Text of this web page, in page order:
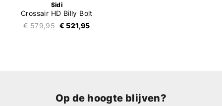
Sidi
Crossair HD Billy Bolt
€ 579,95 € 521,95
Op de hoogte blijven?